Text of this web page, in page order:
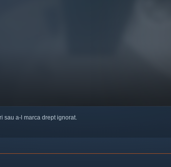
sau a-l marca drept ignorat.